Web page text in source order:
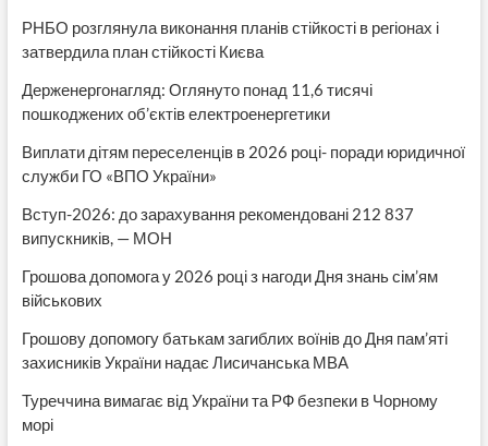
РНБО розглянула виконання планів стійкості в регіонах і
затвердила план стійкості Києва
Держенергонагляд: Оглянуто понад 11,6 тисячі
пошкоджених об’єктів електроенергетики
Виплати дітям переселенців в 2026 році- поради юридичної
служби ГО «ВПО України»
Вступ-2026: до зарахування рекомендовані 212 837
випускників, — МОН
Грошова допомога у 2026 році з нагоди Дня знань сім’ям
військових
Грошову допомогу батькам загиблих воїнів до Дня пам’яті
захисників України надає Лисичанська МВА
Туреччина вимагає від України та РФ безпеки в Чорному
морі